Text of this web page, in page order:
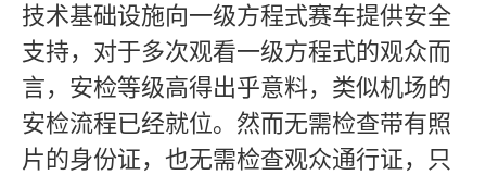
技术基础设施向一级方程式赛车提供安全
支持，对于多次观看一级方程式的观众而
言，安检等级高得出乎意料，类似机场的
安检流程已经就位。然而无需检查带有照
片的身份证，也无需检查观众通行证，只